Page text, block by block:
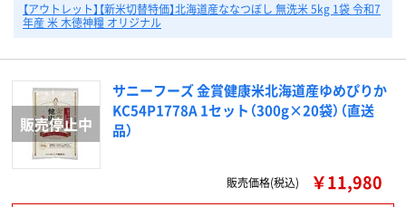
【アウトレット】【新米切替特価】北海道産ななつぼし 無洗米 5kg 1袋 令和7
年産 米 木徳神糧 オリジナル
サニーフーズ 金賞健康米北海道産ゆめぴりか
KC54P1778A 1セット（300g×20袋）（直送
品）
販売価格(税込) ￥11,980